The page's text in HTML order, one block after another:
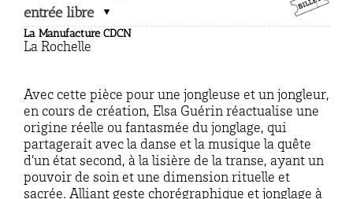
entrée libre
La Manufacture CDCN
La Rochelle
Avec cette pièce pour une jongleuse et un jongleur,
en cours de création, Elsa Guérin réactualise une
origine réelle ou fantasmée du jonglage, qui
partagerait avec la danse et la musique la quête
d’un état second, à la lisière de la transe, ayant un
pouvoir de soin et une dimension rituelle et
sacrée. Alliant geste chorégraphique et jonglage à